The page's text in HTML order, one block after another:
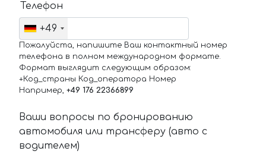
Телефон
+49
Пожалуйста, напишите Ваш контактный номер
телефона в полном международном формате.
Формат выглядит следующим образом:
+Код_страны Код_оператора Номер
Например, +49 176 22366899
Ваши вопросы по бронированию
автомобиля или трансферу (авто с
водителем)